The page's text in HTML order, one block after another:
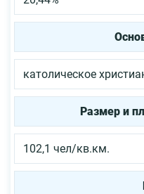
католическое
Размер и
102,1 чел/кв.км.